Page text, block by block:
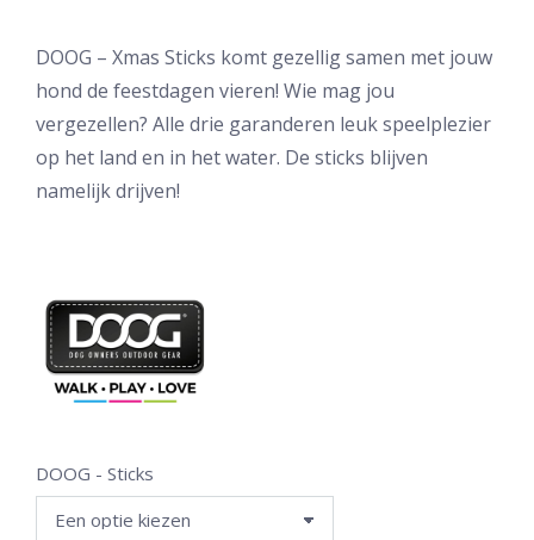
DOOG – Xmas Sticks komt gezellig samen met jouw
hond de feestdagen vieren! Wie mag jou
vergezellen? Alle drie garanderen leuk speelplezier
op het land en in het water. De sticks blijven
namelijk drijven!
DOOG - Sticks